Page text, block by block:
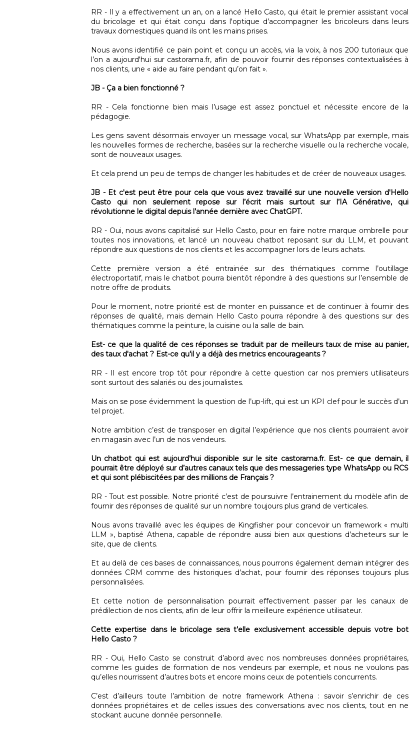
RR - Il y a effectivement un an, on a lancé Hello Casto, qui était le premier assistant vocal
du bricolage et qui était conçu dans l'optique d’accompagner les bricoleurs dans leurs
travaux domestiques quand ils ont les mains prises.
Nous avons identifié ce pain point et conçu un accès, via la voix, à nos 200 tutoriaux que
l’on a aujourd'hui sur castorama.fr, afin de pouvoir fournir des réponses contextualisées à
nos clients, une « aide au faire pendant qu’on fait ».
JB - Ça a bien fonctionné ?
RR - Cela fonctionne bien mais l’usage est assez ponctuel et nécessite encore de la
pédagogie.
Les gens savent désormais envoyer un message vocal, sur WhatsApp par exemple, mais
les nouvelles formes de recherche, basées sur la recherche visuelle ou la recherche vocale,
sont de nouveaux usages.
Et cela prend un peu de temps de changer les habitudes et de créer de nouveaux usages.
JB - Et c'est peut être pour cela que vous avez travaillé sur une nouvelle version d'Hello
Casto qui non seulement repose sur l’écrit mais surtout sur l’IA Générative, qui
révolutionne le digital depuis l’année dernière avec ChatGPT.
RR - Oui, nous avons capitalisé sur Hello Casto, pour en faire notre marque ombrelle pour
toutes nos innovations, et lancé un nouveau chatbot reposant sur du LLM, et pouvant
répondre aux questions de nos clients et les accompagner lors de leurs achats.
Cette première version a été entrainée sur des thématiques comme l’outillage
électroportatif, mais le chatbot pourra bientôt répondre à des questions sur l’ensemble de
notre offre de produits.
Pour le moment, notre priorité est de monter en puissance et de continuer à fournir des
réponses de qualité, mais demain Hello Casto pourra répondre à des questions sur des
thématiques comme la peinture, la cuisine ou la salle de bain.
Est- ce que la qualité de ces réponses se traduit par de meilleurs taux de mise au panier,
des taux d'achat ? Est-ce qu'il y a déjà des metrics encourageants ?
RR - Il est encore trop tôt pour répondre à cette question car nos premiers utilisateurs
sont surtout des salariés ou des journalistes.
Mais on se pose évidemment la question de l’up-lift, qui est un KPI clef pour le succès d’un
tel projet.
Notre ambition c’est de transposer en digital l’expérience que nos clients pourraient avoir
en magasin avec l’un de nos vendeurs.
Un chatbot qui est aujourd’hui disponible sur le site castorama.fr. Est- ce que demain, il
pourrait être déployé sur d’autres canaux tels que des messageries type WhatsApp ou RCS
et qui sont plébiscitées par des millions de Français ?
RR - Tout est possible. Notre priorité c’est de poursuivre l’entrainement du modèle afin de
fournir des réponses de qualité sur un nombre toujours plus grand de verticales.
Nous avons travaillé avec les équipes de Kingfisher pour concevoir un framework « multi
LLM », baptisé Athena, capable de répondre aussi bien aux questions d’acheteurs sur le
site, que de clients.
Et au delà de ces bases de connaissances, nous pourrons également demain intégrer des
données CRM comme des historiques d’achat, pour fournir des réponses toujours plus
personnalisées.
Et cette notion de personnalisation pourrait effectivement passer par les canaux de
prédilection de nos clients, afin de leur offrir la meilleure expérience utilisateur.
Cette expertise dans le bricolage sera t’elle exclusivement accessible depuis votre bot
Hello Casto ?
RR - Oui, Hello Casto se construit d’abord avec nos nombreuses données propriétaires,
comme les guides de formation de nos vendeurs par exemple, et nous ne voulons pas
qu’elles nourrissent d’autres bots et encore moins ceux de potentiels concurrents.
C’est d’ailleurs toute l’ambition de notre framework Athena : savoir s’enrichir de ces
données propriétaires et de celles issues des conversations avec nos clients, tout en ne
stockant aucune donnée personnelle.